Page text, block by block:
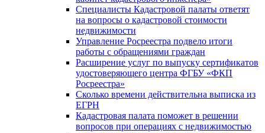
Специалисты Кадастровой палаты ответят
на вопросы о кадастровой стоимости
недвижимости
Управление Росреестра подвело итоги
работы с обращениями граждан
Расширение услуг по выпуску сертификатов
удостоверяющего центра ФГБУ «ФКП
Росреестра»
Сколько времени действительна выписка из
ЕГРН
Кадастровая палата поможет в решении
вопросов при операциях с недвижимостью